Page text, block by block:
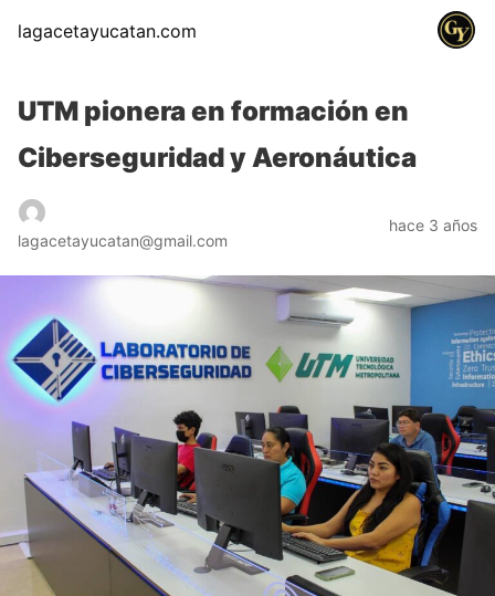
lagacetayucatan.com
UTM pionera en formación en
Ciberseguridad y Aeronáutica
lagacetayucatan@gmail.com
hace 3 años